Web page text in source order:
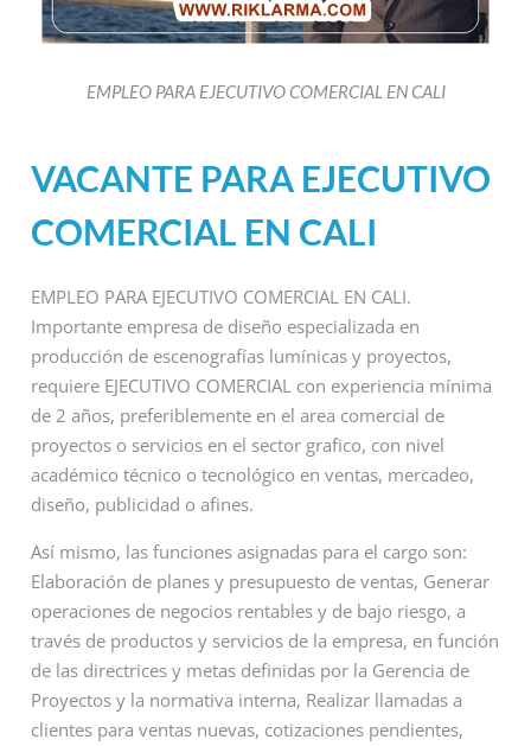
EMPLEO PARA EJECUTIVO COMERCIAL EN CALI
VACANTE PARA EJECUTIVO
COMERCIAL EN CALI
EMPLEO PARA EJECUTIVO COMERCIAL EN CALI.
Importante empresa de diseño especializada en
producción de escenografías lumínicas y proyectos,
requiere EJECUTIVO COMERCIAL con experiencia mínima
de 2 años, preferiblemente en el area comercial de
proyectos o servicios en el sector grafico, con nivel
académico técnico o tecnológico en ventas, mercadeo,
diseño, publicidad o afines.
Así mismo, las funciones asignadas para el cargo son:
Elaboración de planes y presupuesto de ventas, Generar
operaciones de negocios rentables y de bajo riesgo, a
través de productos y servicios de la empresa, en función
de las directrices y metas definidas por la Gerencia de
Proyectos y la normativa interna, Realizar llamadas a
clientes para ventas nuevas, cotizaciones pendientes,